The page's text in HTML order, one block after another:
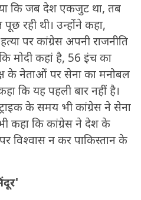
कि जब देश एकजुट था, तब
रही थी। उन्होंने कहा,
पर कांग्रेस अपनी राजनीति
मोदी कहां है, 56 इंच का
के नेताओं पर सेना का मनोबल
कि यह पहली बार नहीं है।
के समय भी कांग्रेस ने सेना
कहा कि कांग्रेस ने देश के
पर विश्वास न कर पाकिस्तान के